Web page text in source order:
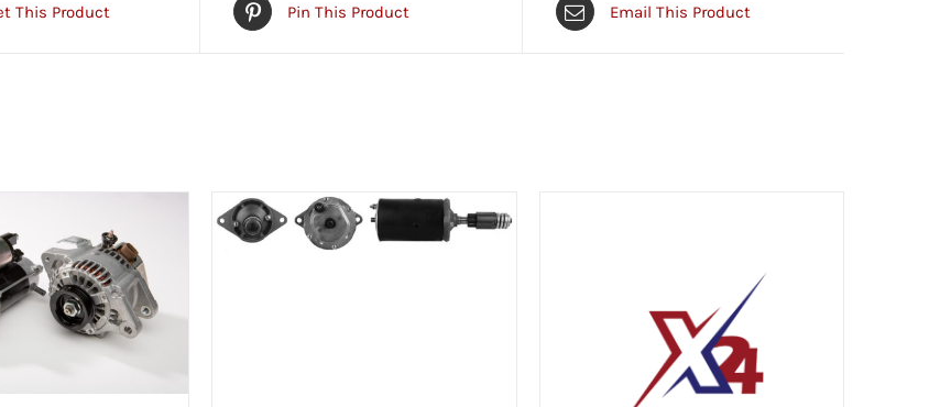
This Product Pin This Product Email This Product